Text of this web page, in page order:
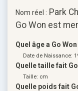
Nom réel : Park
Go Won est
Quel âge a Go
Date de Naissance:
Quelle taille fait
Taille: cm
Quelle poids fait